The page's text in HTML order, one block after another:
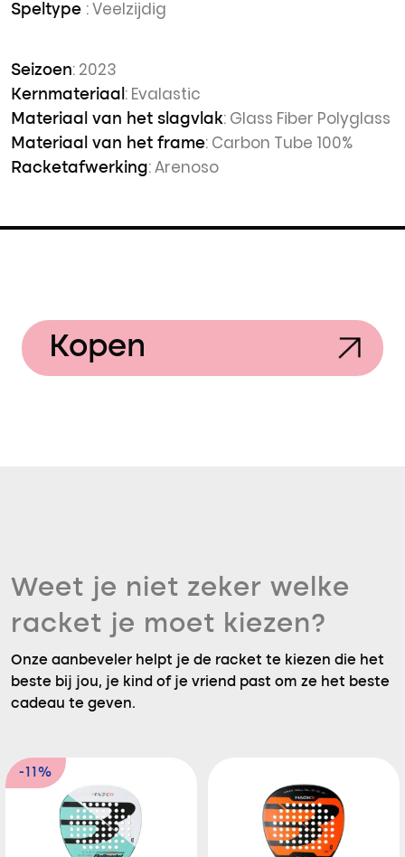
Speltype : Veelzijdig
Seizoen: 2023
Kernmateriaal : Evalastic
Materiaal van het slagvlak: Glass Fiber Polyglass
Materiaal van het frame: Carbon Tube 100%
Racketafwerking: Arenoso
Kopen
Weet je niet zeker welke
racket je moet kiezen?
Onze aanbeveler helpt je de racket te kiezen die het
beste bij jou, je kind of je vriend past om ze het beste
cadeau te geven.
-11%